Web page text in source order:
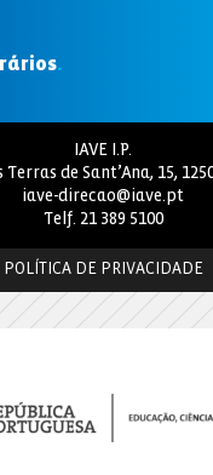
.
IAVE I.P.
Terras de Sant’Ana, 15,
iave-direcao@iave.pt
Telf. 21 389 5100
POLÍTICA DE PRIVACIDADE